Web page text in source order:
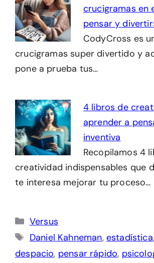
crucigramas en
pensar y
CodyCross es
crucigramas super divertido y
pone a prueba tus…
4 libros de
aprender a
inventiva
Recopilamos 4
creatividad indispensables que
te interesa mejorar tu proceso…
Categorías
Versus
Etiquetas
Daniel Kahneman, estadística,
despacio, pensar rápido,